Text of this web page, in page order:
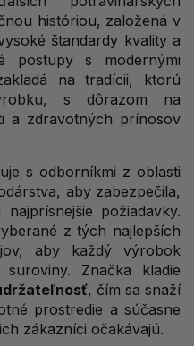
históriou, založená v
štandardy kvality a
postupy s modernými
na tradícii, ktorú
s dôrazom na
a zdravotných prínosov
s odborníkmi z oblasti
aby zabezpečila,
požiadavky.
z tých najlepších
aby každý výrobok
Značka kladie
, čím sa snaží
prostredie a súčasne
zákazníci očakávajú.